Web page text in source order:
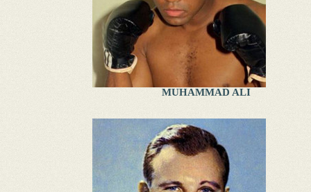
MUHAMMAD ALI